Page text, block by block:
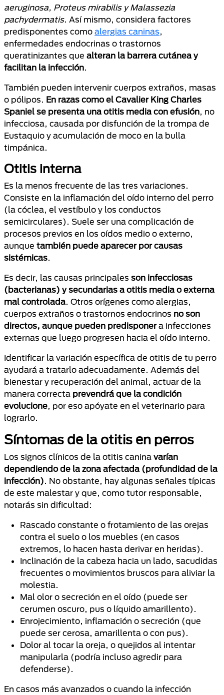
aeruginosa, Proteus mirabilis y Malassezia
pachydermatis. Así mismo, considera factores
predisponentes como alergias caninas,
enfermedades endocrinas o trastornos
queratinizantes que alteran la barrera cutánea y
facilitan la infección.
También pueden intervenir cuerpos extraños, masas
o pólipos. En razas como el Cavalier King Charles
Spaniel se presenta una otitis media con efusión, no
infecciosa, causada por disfunción de la trompa de
Eustaquio y acumulación de moco en la bulla
timpánica.
Otitis interna
Es la menos frecuente de las tres variaciones.
Consiste en la inflamación del oído interno del perro
(la cóclea, el vestíbulo y los conductos
semicirculares). Suele ser una complicación de
procesos previos en los oídos medio o externo,
aunque también puede aparecer por causas
sistémicas.
Es decir, las causas principales son infecciosas
(bacterianas) y secundarias a otitis media o externa
mal controlada. Otros orígenes como alergias,
cuerpos extraños o trastornos endocrinos no son
directos, aunque pueden predisponera infecciones
externas que luego progresen hacia el oído interno.
Identificar la variación específica de otitis de tu perro
ayudará a tratarlo adecuadamente. Además del
bienestar y recuperación del animal, actuar de la
manera correcta prevendrá que la condición
evolucione, por eso apóyate en el veterinario para
lograrlo.
Síntomas de la otitis en perros
Los signos clínicos de la otitis canina varían
dependiendo de la zona afectada (profundidad de la
infección). No obstante, hay algunas señales típicas
de este malestar y que, como tutor responsable,
notarás sin dificultad:
Rascado constante o frotamiento de las orejas
contra el suelo o los muebles (en casos
extremos, lo hacen hasta derivar en heridas).
Inclinación de la cabeza hacia un lado, sacudidas
frecuentes o movimientos bruscos para aliviar la
molestia.
Mal olor o secreción en el oído (puede ser
cerumen oscuro, pus o líquido amarillento).
Enrojecimiento, inflamación o secreción (que
puede ser cerosa, amarillenta o con pus).
Dolor al tocar la oreja, o quejidos al intentar
manipularla (podría incluso agredir para
defenderse).
En casos más avanzados o cuando la infección